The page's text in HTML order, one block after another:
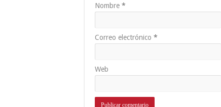
Nombre *
Correo electrónico *
Web